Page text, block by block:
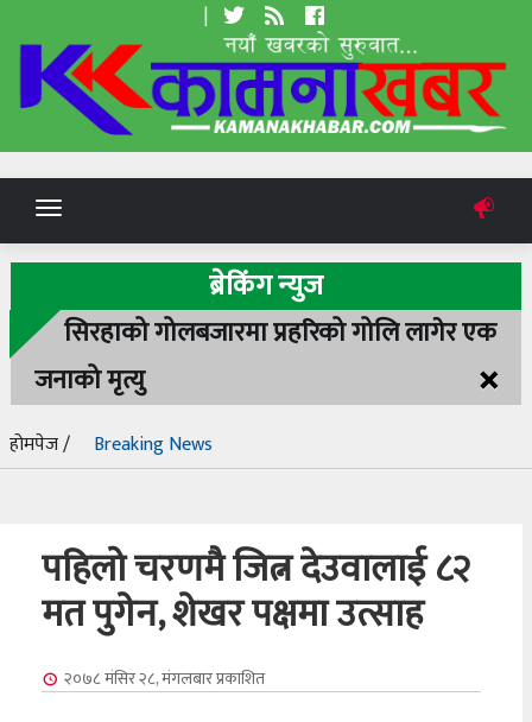
|
Toggle
navigation
ब्रेकिंग न्युज
सिरहाको गोलबजारमा प्रहरिको गोलि लागेर एक
जनाको मृत्यु
×
होमपेज / Breaking News
पहिलो चरणमै जित्न देउवालाई ८२
मत पुगेन, शेखर पक्षमा उत्साह
२०७८ मंसिर २८, मंगलबारप्रकाशित